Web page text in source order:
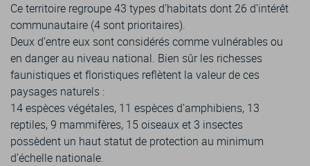
Ce territoire regroupe 43 types d’habitats dont 26 d’intérêt
communautaire (4 sont prioritaires).
Deux d’entre eux sont considérés comme vulnérables ou
en danger au niveau national. Bien sûr les richesses
faunistiques et floristiques reflètent la valeur de ces
paysages naturels :
14 espèces végétales, 11 espèces d’amphibiens, 13
reptiles, 9 mammifères, 15 oiseaux et 3 insectes
possèdent un haut statut de protection au minimum
d’échelle nationale.